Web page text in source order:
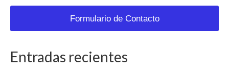
Formulario de Contacto
Entradas recientes